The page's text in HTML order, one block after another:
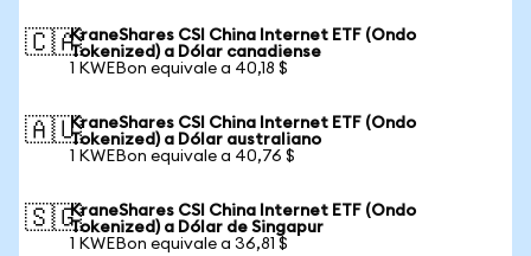
🇨🇦KraneShares CSI China Internet ETF (Ondo
Tokenized) a Dólar canadiense
1 KWEBon equivale a 40,18 $
🇦🇺KraneShares CSI China Internet ETF (Ondo
Tokenized) a Dólar australiano
1 KWEBon equivale a 40,76 $
🇸🇬KraneShares CSI China Internet ETF (Ondo
Tokenized) a Dólar de Singapur
1 KWEBon equivale a 36,81 $